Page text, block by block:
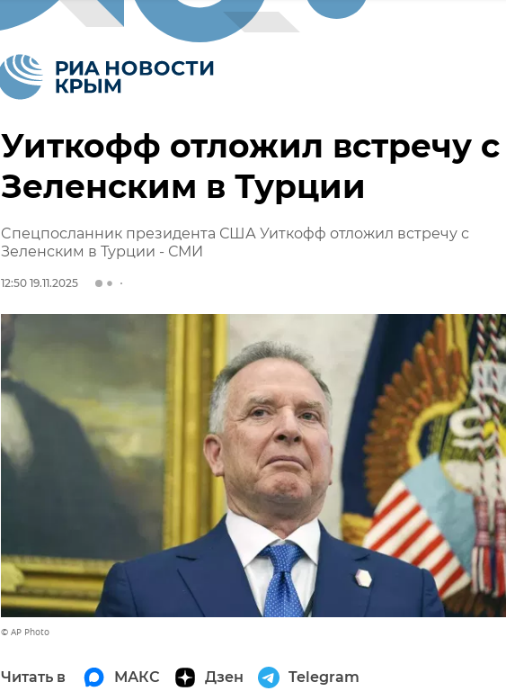
Уиткофф отложил встречу с
Зеленским в Турции
Cпецпосланник президента США Уиткофф отложил встречу с
Зеленским в Турции - СМИ
12:50 19.11.2025
© AP Photo
Читать в МАКС Дзен Telegram